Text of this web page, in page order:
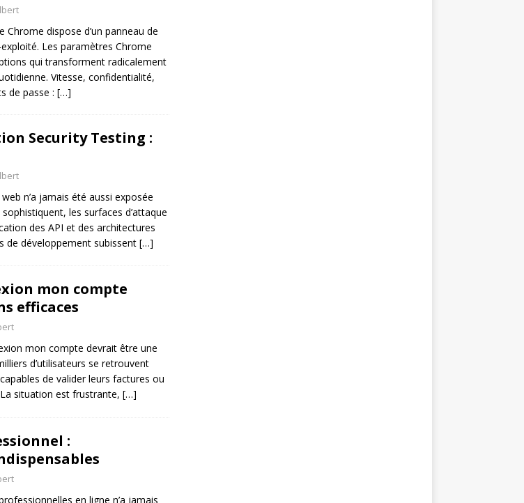
Chrome dispose d’un panneau de
Les paramètres Chrome
qui transforment radicalement
Vitesse, confidentialité,
de passe : […]
Security Testing :
n’a jamais été aussi exposée
les surfaces d’attaque
des API et des architectures
de développement subissent […]
mon compte
efficaces
mon compte devrait être une
d’utilisateurs se retrouvent
de valider leurs factures ou
situation est frustrante, […]
:
en ligne n’a jamais